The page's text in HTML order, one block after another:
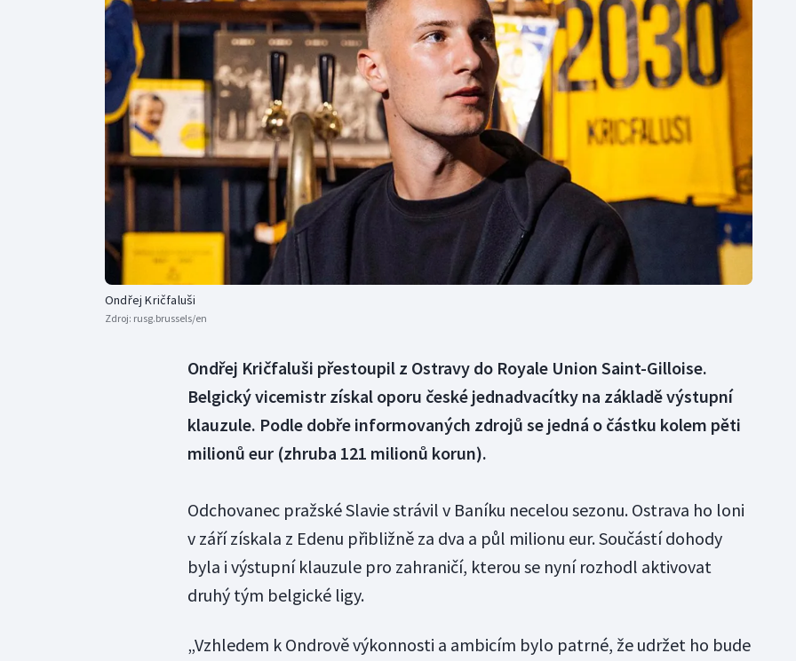
Curling
Dostihy
Florbal
Futsal
Golf
Gymnastika
Moderní pětiboj
Motorsport
Olympijské hry
Parasport
Plavání
Plážový volejbal
Triatlon
Veslování
Vodní slalom
Volejbal
Ondřej Kričfaluši
Zdroj: rusg.brussels/en
Ondřej Kričfaluši přestoupil z Ostravy do Royale Union Saint-Gilloise.
Belgický vicemistr získal oporu české jednadvacítky na základě výstupní
klauzule. Podle dobře informovaných zdrojů se jedná o částku kolem pěti
milionů eur (zhruba 121 milionů korun).
Odchovanec pražské Slavie strávil v Baníku necelou sezonu. Ostrava ho loni
v září získala z Edenu přibližně za dva a půl milionu eur. Součástí dohody
byla i výstupní klauzule pro zahraničí, kterou se nyní rozhodl aktivovat
druhý tým belgické ligy.
„Vzhledem k Ondrově výkonnosti a ambicím bylo patrné, že udržet ho bude